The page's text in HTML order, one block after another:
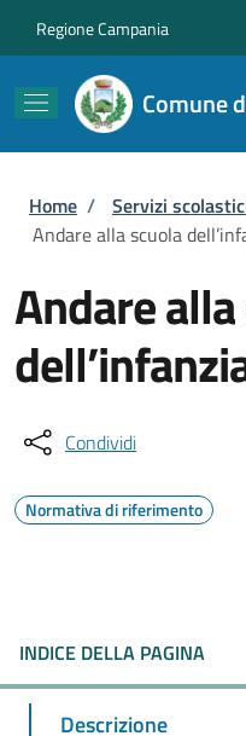
Regione Campania
Comune
Briciole di
Home / Servizi
Andare alla scuola
Andare
Condividi
Normativa di riferimento
INDICE DELLA PAGINA
Descrizione